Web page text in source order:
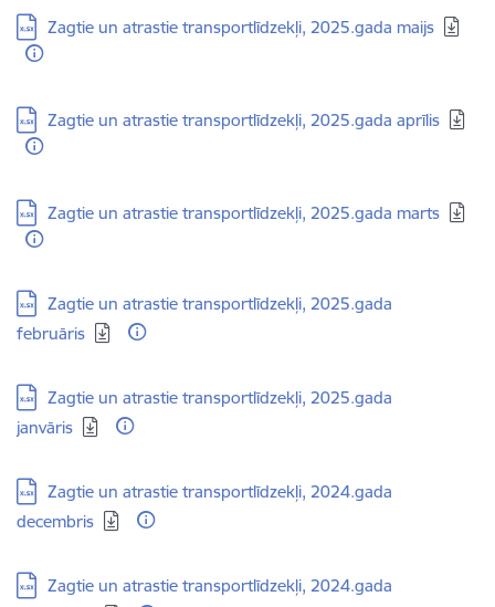
Lejupielādēt:
Zagtie un atrastie transportlīdzekļi, 2025.gada maijs
Lejupielādēt:
Zagtie un atrastie transportlīdzekļi, 2025.gada aprīlis
Lejupielādēt:
Zagtie un atrastie transportlīdzekļi, 2025.gada marts
Lejupielādēt:
Zagtie un atrastie transportlīdzekļi, 2025.gada
februāris
Lejupielādēt:
Zagtie un atrastie transportlīdzekļi, 2025.gada
janvāris
Lejupielādēt:
Zagtie un atrastie transportlīdzekļi, 2024.gada
decembris
Lejupielādēt:
Zagtie un atrastie transportlīdzekļi, 2024.gada